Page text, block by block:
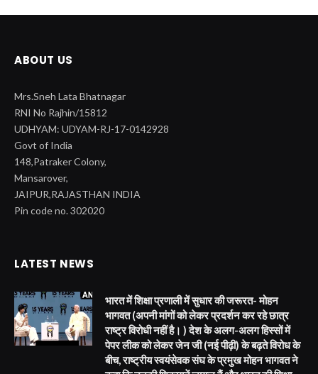
ABOUT US
Mrs.Sneh Lata Bhatnagar
RNI No Rajhin/15812
UDHYAM: UDYAM-RJ-17-0142928
Govt of India
148,Patraker Colony,
Mansarover,
JAIPUR,RAJASTHAN INDIA
Pin code no. 302020
LATEST NEWS
भारत में शिक्षा प्रणाली में सुधार की जरूरत- मोहन
भागवत (अपनी मांगों को लेकर प्रदर्शन कर रहे छात्र
राष्ट्र विरोधी नहीं है। ) देश के अलग-अलग हिस्सों में
पेपर लीक को लेकर जेन जी (नई पीढ़ी) के बढ़ते विरोध के
बीच, राष्ट्रीय स्वयंसेवक संघ के प्रमुख मोहन भागवत ने